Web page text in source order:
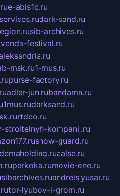
e-abis1c.ru
dark-sand.ru
sib-archives.ru
venda-festival.ru
msk.ru1-mus.ru
purse-factory.ru
adler-jun.rubandamn.ru
1mus.rudarksand.ru
rtdco.ru
stroitelnyh-kompanij.ru
snow-guard.ru
demaholding.ruaalse.ru
perkoka.rumovie-one.ru
sibarchives.ruandreislyusar.ru
tor-lyubov-i-grom.ru